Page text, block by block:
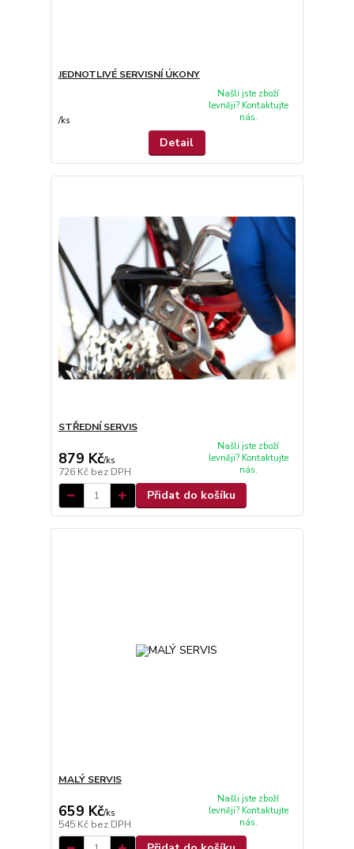
JEDNOTLIVÉ SERVISNÍ ÚKONY
/ks
Našli jste zboží
levněji? Kontaktujte
nás.
Detail
STŘEDNÍ SERVIS
879 Kč/ks
726 Kč bez DPH
Našli jste zboží
levněji? Kontaktujte
nás.
Přidat do košíku
MALÝ SERVIS
659 Kč/ks
545 Kč bez DPH
Našli jste zboží
levněji? Kontaktujte
nás.